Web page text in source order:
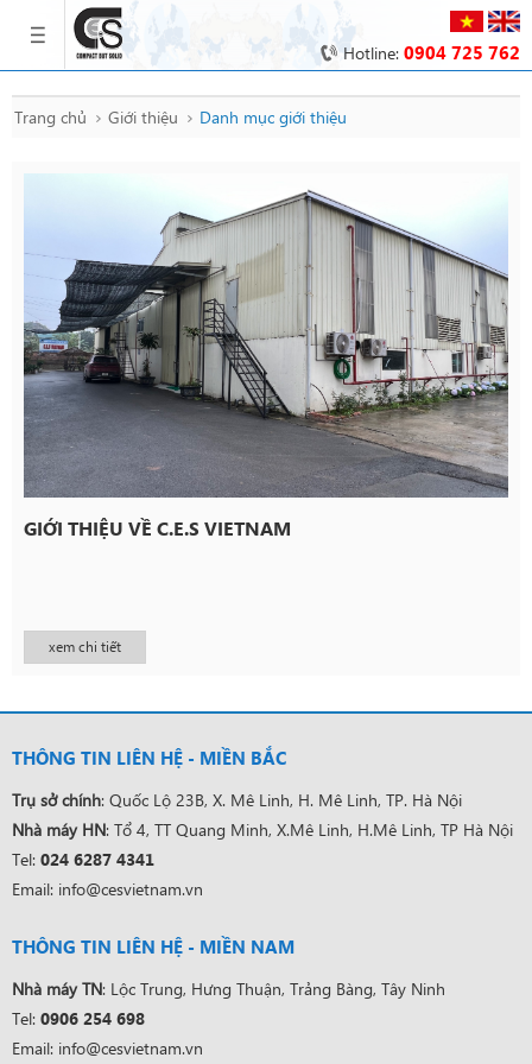
Hotline: 0904 725 762
Trang chủ Giới thiệu Danh mục giới thiệu
GIỚI THIỆU VỀ C.E.S VIETNAM
xem chi tiết
THÔNG TIN LIÊN HỆ - MIỀN BẮC
Trụ sở chính: Quốc Lộ 23B, X. Mê Linh, H. Mê Linh, TP. Hà Nội
Nhà máy HN: Tổ 4, TT Quang Minh, X.Mê Linh, H.Mê Linh, TP Hà Nội
Tel: 024 6287 4341
Email: info@cesvietnam.vn
THÔNG TIN LIÊN HỆ - MIỀN NAM
Nhà máy TN: Lộc Trung, Hưng Thuận, Trảng Bàng, Tây Ninh
Tel: 0906 254 698
Email: info@cesvietnam.vn